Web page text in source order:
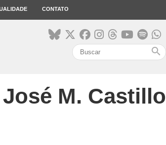
CONTATO
search
M. Castillo